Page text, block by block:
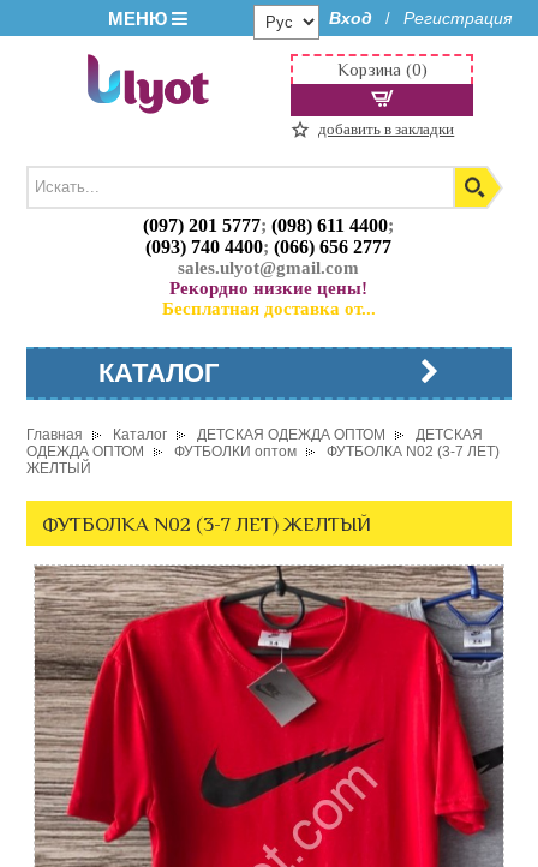
МЕНЮ Вход / Регистрация
(097) 201 5777;(098) 611 4400;
(093) 740 4400;(066) 656 2777
sales.ulyot@gmail.com
Рекордно низкие цены!
Бесплатная доставка от...
Корзина (0)
добавить в закладки
КАТАЛОГ
Главная Каталог ДЕТСКАЯ ОДЕЖДА ОПТОМ
ДЕТСКАЯ
ОДЕЖДА ОПТОМ
ФУТБОЛКИ оптом
ФУТБОЛКА N02 (3-7 ЛЕТ)
ЖЕЛТЫЙ
ФУТБОЛКА N02 (3-7 ЛЕТ) ЖЕЛТЫЙ